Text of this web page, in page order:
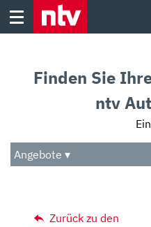
Skip
Audio
Das Beste
Finden Sie
ntv
Angebote ▾
Zurück zu den